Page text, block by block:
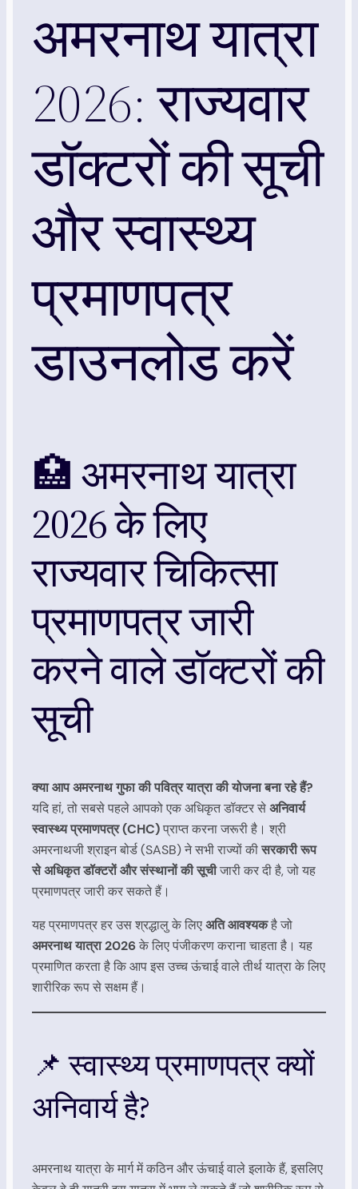
अमरनाथ यात्रा
2026: राज्यवार
डॉक्टरों की सूची
और स्वास्थ्य
प्रमाणपत्र
डाउनलोड करें
🏥 अमरनाथ यात्रा
2026 के लिए
राज्यवार चिकित्सा
प्रमाणपत्र जारी
करने वाले डॉक्टरों की
सूची
क्या आप अमरनाथ गुफा की पवित्र यात्रा की योजना बना रहे हैं?
यदि हां, तो सबसे पहले आपको एक अधिकृत डॉक्टर सेअनिवार्य
स्वास्थ्य प्रमाणपत्र (CHC)प्राप्त करना जरूरी है। श्री
अमरनाथजी श्राइन बोर्ड (SASB) ने सभी राज्यों कीसरकारी रूप
से अधिकृत डॉक्टरों और संस्थानों की सूचीजारी कर दी है, जो यह
प्रमाणपत्र जारी कर सकते हैं।
यह प्रमाणपत्र हर उस श्रद्धालु के लिएअति आवश्यकहै जो
अमरनाथ यात्रा 2026के लिए पंजीकरण कराना चाहता है। यह
प्रमाणित करता है कि आप इस उच्च ऊंचाई वाले तीर्थ यात्रा के लिए
शारीरिक रूप से सक्षम हैं।
📌 स्वास्थ्य प्रमाणपत्र क्यों
अनिवार्य है?
अमरनाथ यात्रा के मार्ग में कठिन और ऊंचाई वाले इलाके हैं, इसलिए